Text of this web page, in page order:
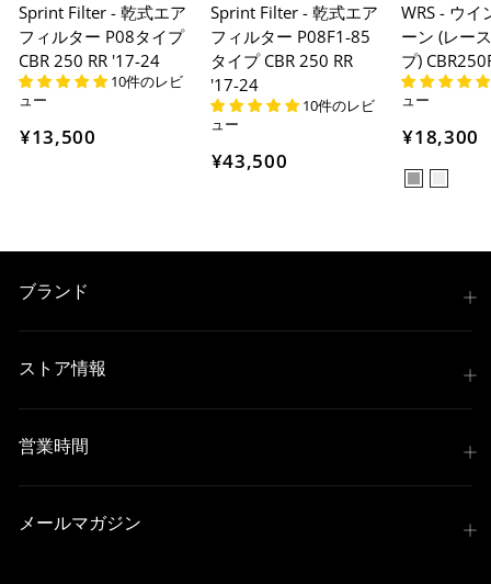
Sprint Filter - 乾式エア
フィルター P08タイプ
CBR 250 RR '17-24
10件のレビ
ュー
¥13,500
Sprint Filter - 乾式エア
フィルター P08F1-85
タイプ CBR 250 RR
'17-24
10件のレビ
ュー
¥43,500
WRS - ウイ
ーン (レー
プ)
ュー
¥18,300
ブランド
ストア情報
営業時間
メールマガジン